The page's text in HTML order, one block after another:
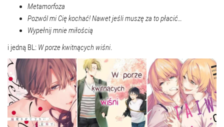
Metamorfoza
Pozwól mi Cię kochać! Nawet jeśli muszę za to płacić…
Wypełnij mnie miłością
i jedną BL: W porze kwitnących wiśni.